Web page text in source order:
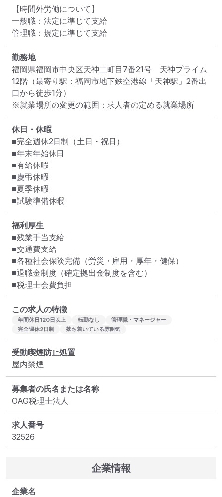
【時間外労働について】
一般職：法定に準じて支給
管理職：規定に準じて支給
勤務地
福岡県福岡市中央区天神二町目7番21号　天神プライム
12階 （最寄り駅：福岡市地下鉄空港線「天神駅」2番出
口から徒歩1分）
※就業場所の変更の範囲：求人者の定める就業場所
休日・休暇
■完全週休2日制（土日・祝日）
■年末年始休日
■有給休暇
■慶弔休暇
■夏季休暇
■試験準備休暇
福利厚生
■残業手当支給
■交通費支給
■各種社会保険完備（労災・雇用・厚年・健保）
■退職金制度（確定拠出金制度を含む）
■税理士会費負担
この求人の特徴
年間休日120日以上 転勤なし
管理職・マネージャー
完全週休2日制
落ち着いている雰囲気
受動喫煙防止処置
屋内禁煙
募集者の氏名または名称
OAG税理士法人
求人番号
32526
企業情報
企業名